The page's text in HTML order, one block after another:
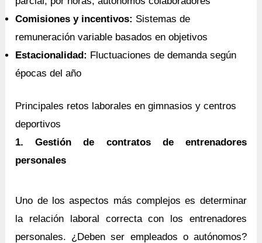
Comisiones y incentivos: Sistemas de
remuneración variable basados en objetivos
Estacionalidad: Fluctuaciones de demanda según
épocas del año
Principales retos laborales en gimnasios y centros
deportivos
1. Gestión de contratos de entrenadores
personales
Uno de los aspectos más complejos es determinar
la relación laboral correcta con los entrenadores
personales. ¿Deben ser empleados o autónomos?